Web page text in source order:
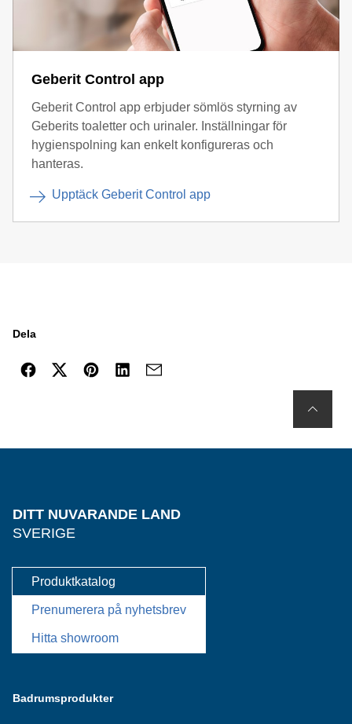
Geberit Control app
Geberit Control app erbjuder sömlös styrning av
Geberits toaletter och urinaler. Inställningar för
hygienspolning kan enkelt konfigureras och
hanteras.
Upptäck Geberit Control app
Dela
DITT NUVARANDE LAND
SVERIGE
Produktkatalog
Prenumerera på nyhetsbrev
Hitta showroom
Badrumsprodukter